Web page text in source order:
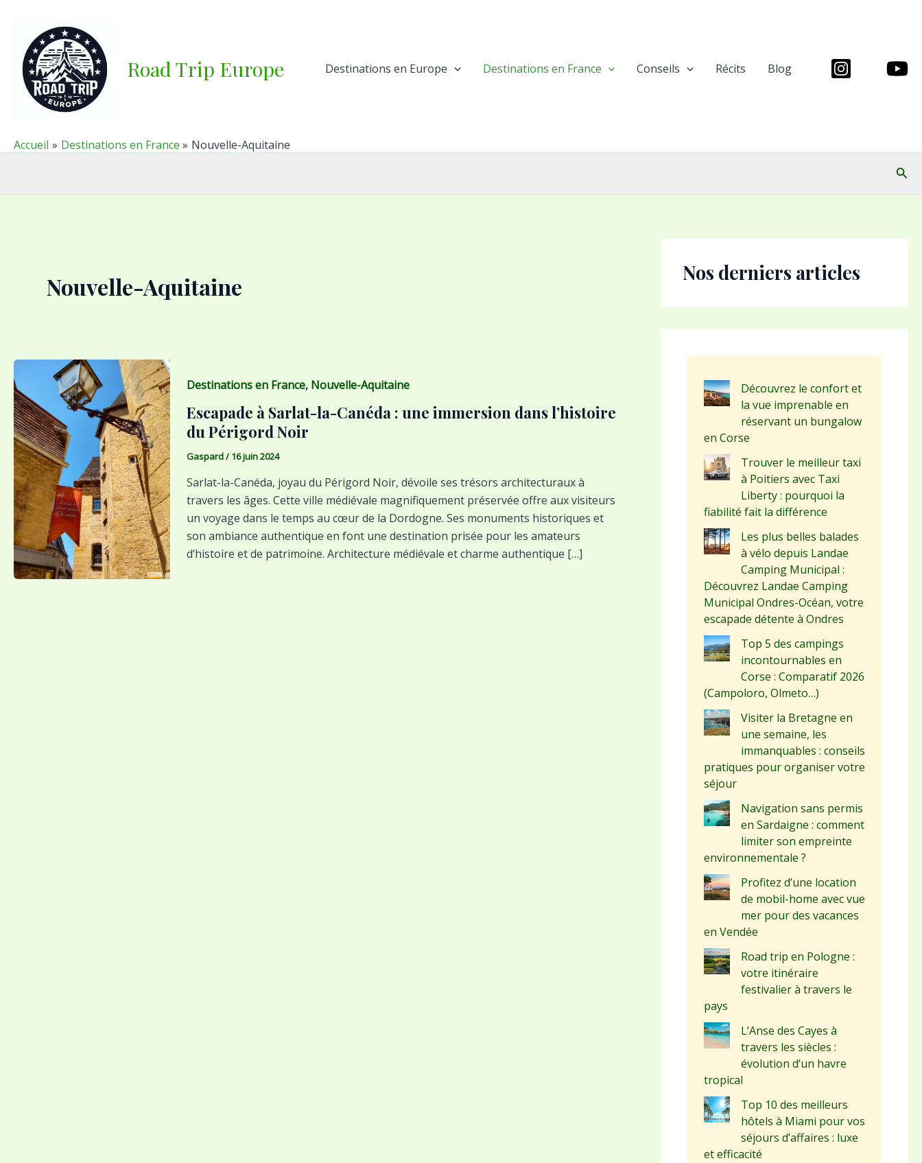
contenu
Road Trip Europe Destinations en Europe Destinations en France Conseils Récits Blog
Accueil Destinations en France Nouvelle-Aquitaine
Nouvelle-Aquitaine
Destinations en France, Nouvelle-Aquitaine
Escapade à Sarlat-la-Canéda : une immersion dans l’histoire
du Périgord Noir
Gaspard/ 16 juin 2024
Sarlat-la-Canéda, joyau du Périgord Noir, dévoile ses trésors architecturaux à
travers les âges. Cette ville médiévale magnifiquement préservée offre aux visiteurs
un voyage dans le temps au cœur de la Dordogne. Ses monuments historiques et
son ambiance authentique en font une destination prisée pour les amateurs
d’histoire et de patrimoine. Architecture médiévale et charme authentique […]
Nos derniers articles
Découvrez le confort et
la vue imprenable en
réservant un bungalow
en Corse
Trouver le meilleur taxi
à Poitiers avec Taxi
Liberty : pourquoi la
fiabilité fait la différence
Les plus belles balades
à vélo depuis Landae
Camping Municipal :
Découvrez Landae Camping
Municipal Ondres-Océan, votre
escapade détente à Ondres
Top 5 des campings
incontournables en
Corse : Comparatif 2026
(Campoloro, Olmeto…)
Visiter la Bretagne en
une semaine, les
immanquables : conseils
pratiques pour organiser votre
séjour
Navigation sans permis
en Sardaigne : comment
limiter son empreinte
environnementale ?
Profitez d’une location
de mobil-home avec vue
mer pour des vacances
en Vendée
Road trip en Pologne :
votre itinéraire
festivalier à travers le
pays
L’Anse des Cayes à
travers les siècles :
évolution d’un havre
tropical
Top 10 des meilleurs
hôtels à Miami pour vos
séjours d’affaires : luxe
et efficacité